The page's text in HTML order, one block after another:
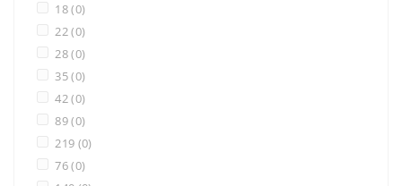
18(0)
22(0)
28(0)
35(0)
42(0)
89(0)
219 (0)
76(0)